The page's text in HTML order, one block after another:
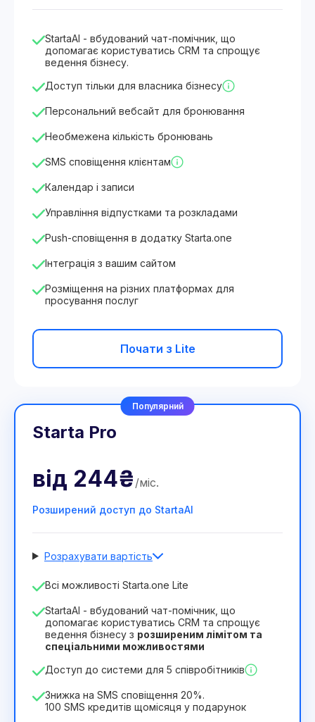
StartaAI - вбудований чат-помічник, що
допомагає користуватись CRM та спрощує
ведення бізнесу.
Доступ тільки для власника бізнесу
Персональний вебсайт для бронювання
Необмежена кількість бронювань
SMS сповіщення клієнтам
Календар і записи
Управління відпустками та розкладами
Push-сповіщення в додатку Starta.one
Інтеграція з вашим сайтом
Розміщення на різних платформах для
просування послуг
Почати з Lite
Популярний
Starta Pro
від 244₴ /міс.
Розширений доступ до StartaAI
Розрахувати вартість
Кількість співробітників
Тривалість ліцензії
12 Months (знижка -25%) Вигідний
349₴ 244₴ /місяць
Всі можливості Starta.one Lite
StartaAI - вбудований чат-помічник, що
допомагає користуватись CRM та спрощує
ведення бізнесу з розширеним лімітом та
спеціальними можливостями
Доступ до системи для 5 співробітників
Знижка на SMS сповіщення 20%.
100 SMS кредитів щомісяця у подарунок